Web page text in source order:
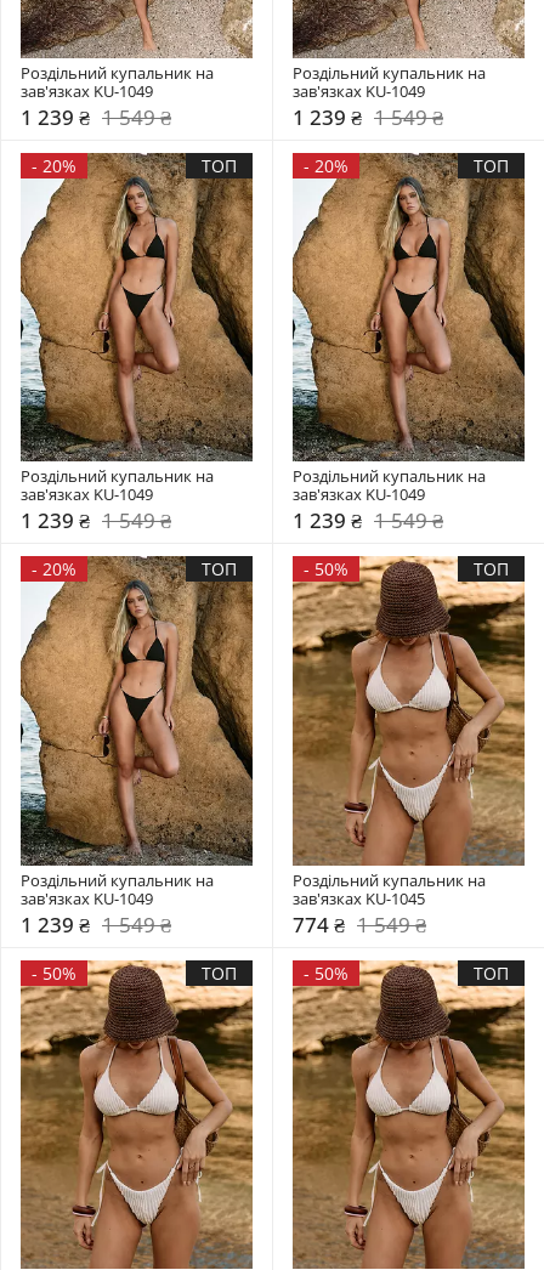
Роздільний купальник на
зав'язках KU-1049
1 239 ₴ 1 549 ₴
Роздільний купальник на
зав'язках KU-1049
1 239 ₴ 1 549 ₴
- 20% ТОП
Роздільний купальник на
зав'язках KU-1049
1 239 ₴ 1 549 ₴
- 20% ТОП
Роздільний купальник на
зав'язках KU-1049
1 239 ₴ 1 549 ₴
- 20% ТОП
Роздільний купальник на
зав'язках KU-1049
1 239 ₴ 1 549 ₴
- 50% ТОП
Роздільний купальник на
зав'язках KU-1045
774 ₴ 1 549 ₴
- 50% ТОП - 50% ТОП